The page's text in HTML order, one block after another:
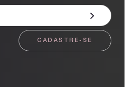
CADASTRE-SE